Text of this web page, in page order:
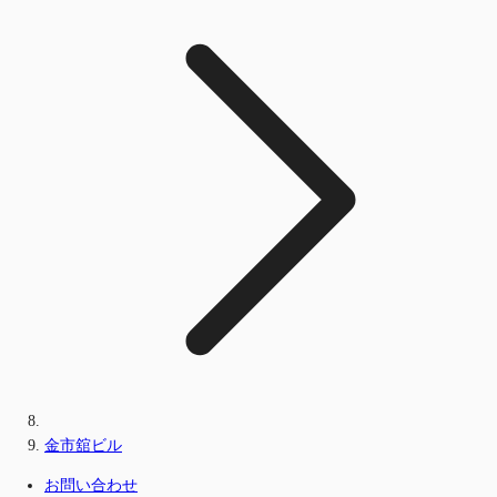
金市舘ビル
お問い合わせ